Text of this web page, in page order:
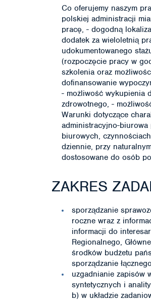
Co oferujemy naszym
polskiej administracji
pracę, - dogodną
dodatek za wieloletnią
udokumentowanego
(rozpoczęcie pracy w
szkolenia oraz
dofinansowanie
- możliwość wykupienia
zdrowotnego, -
Warunki dotyczące
administracyjno-biurowa
biurowych,
dziennie, przy
dostosowane do osób
ZAKRES
sporządzanie
roczne wraz z
informacji do
Regionalnego,
środków budżetu
sporządzanie
uzgadnianie zapisów
syntetycznych i
b) w układzie